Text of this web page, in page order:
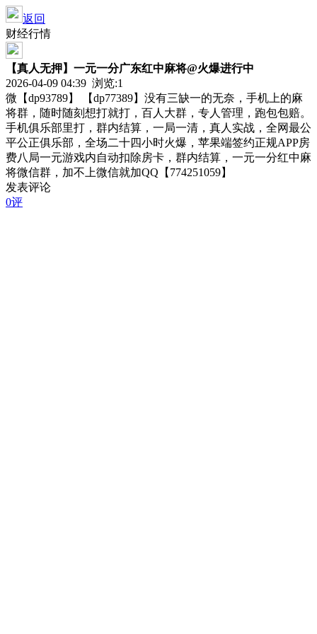
返回
财经行情
【真人无押】一元一分广东红中麻将@火爆进行中
2026-04-09 04:39 浏览:1
微【dp93789】 【dp77389】没有三缺一的无奈，手机上的麻
将群，随时随刻想打就打，百人大群，专人管理，跑包包赔。
手机俱乐部里打，群内结算，一局一清，真人实战，全网最公
平公正俱乐部，全场二十四小时火爆，苹果端签约正规APP房
费八局一元游戏内自动扣除房卡，群内结算，一元一分红中麻
将微信群，加不上微信就加QQ【774251059】
发表评论
0评